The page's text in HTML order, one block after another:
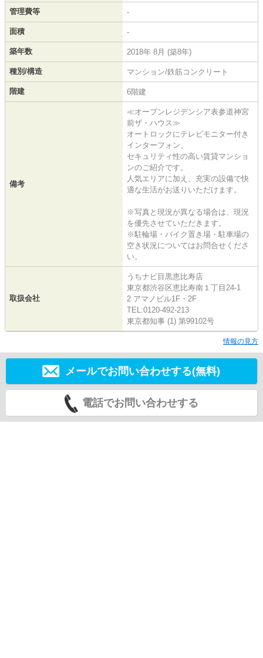
管理費等 -
面積 -
築年数 2018年 8月 (築8年)
種別/構造 マンション/鉄筋コンクリート
階建 6階建
備考
≪オープンレジデンシア表参道神宮
前ザ・ハウス≫
オートロックにテレビモニター付き
インターフォン、
セキュリティ性の高い賃貸マンショ
ンのご紹介です。
人気エリアに加え、充実の設備で快
適な生活がお送りいただけます。
※写真と現況が異なる場合は、現況
を優先させていただきます。
※駐輪場・バイク置き場・駐車場の
空き状況についてはお問合せくださ
い。
取扱会社
うちナビ目黒恵比寿店
東京都渋谷区恵比寿南１丁目24-1
2 アマノビル1F・2F
TEL:0120-492-213
東京都知事 (1) 第99102号
情報の見方
メールでお問い合わせする(無料)
電話でお問い合わせする